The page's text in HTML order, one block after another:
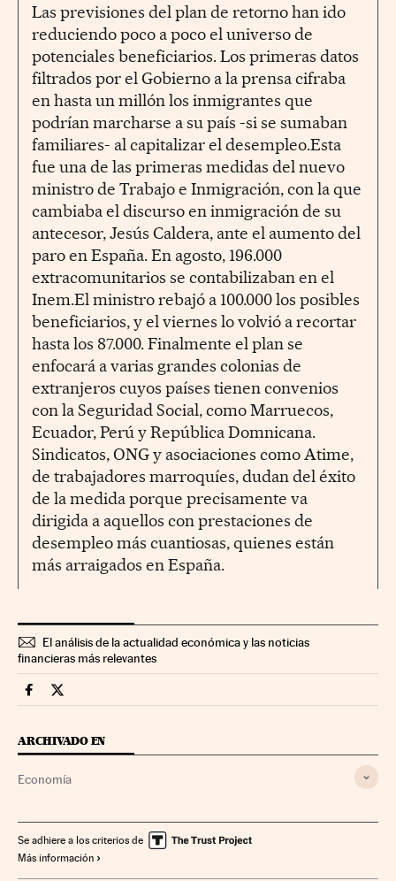
Las previsiones del plan de retorno han ido
reduciendo poco a poco el universo de
potenciales beneficiarios. Los primeras datos
filtrados por el Gobierno a la prensa cifraba
en hasta un millón los inmigrantes que
podrían marcharse a su país -si se sumaban
familiares- al capitalizar el desempleo.Esta
fue una de las primeras medidas del nuevo
ministro de Trabajo e Inmigración, con la que
cambiaba el discurso en inmigración de su
antecesor, Jesús Caldera, ante el aumento del
paro en España. En agosto, 196.000
extracomunitarios se contabilizaban en el
Inem.El ministro rebajó a 100.000 los posibles
beneficiarios, y el viernes lo volvió a recortar
hasta los 87.000. Finalmente el plan se
enfocará a varias grandes colonias de
extranjeros cuyos países tienen convenios
con la Seguridad Social, como Marruecos,
Ecuador, Perú y República Domnicana.
Sindicatos, ONG y asociaciones como Atime,
de trabajadores marroquíes, dudan del éxito
de la medida porque precisamente va
dirigida a aquellos con prestaciones de
desempleo más cuantiosas, quienes están
más arraigados en España.
El análisis de la actualidad económica y las noticias
financieras más relevantes
Economia Cinco Días en Facebook
Economia Cinco Días en Twitter
ARCHIVADO EN
Economía
Se adhiere a los criterios de
Más información